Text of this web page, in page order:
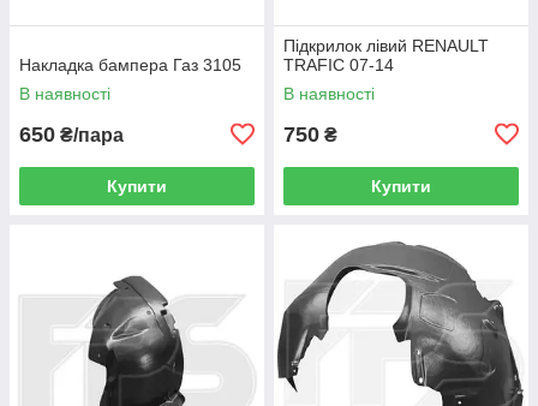
Накладка бампера Газ 3105
В наявності
650 ₴/пара
Купити
Підкрилок лівий RENAULT
TRAFIC 07-14
В наявності
750 ₴
Купити